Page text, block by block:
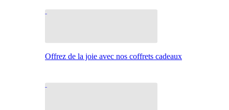
Offrez de la joie avec nos coffrets cadeaux